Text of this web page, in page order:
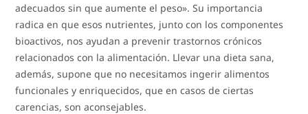
adecuados sin que aumente el peso». Su importancia
radica en que esos nutrientes, junto con los componentes
bioactivos, nos ayudan a prevenir trastornos crónicos
relacionados con la alimentación. Llevar una dieta sana,
además, supone que no necesitamos ingerir alimentos
funcionales y enriquecidos, que en casos de ciertas
carencias, son aconsejables.